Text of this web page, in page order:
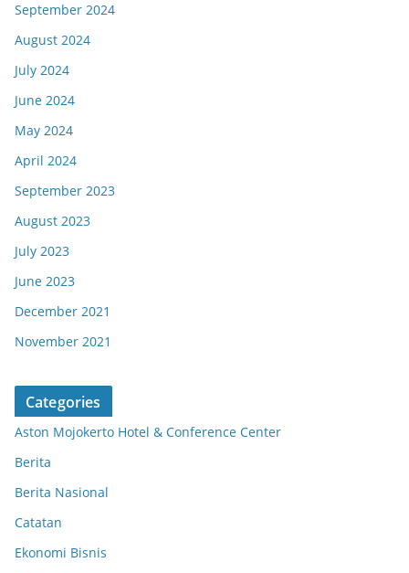
September 2024
August 2024
July 2024
June 2024
May 2024
April 2024
September 2023
August 2023
July 2023
June 2023
December 2021
November 2021
Categories
Aston Mojokerto Hotel & Conference Center
Berita
Berita Nasional
Catatan
Ekonomi Bisnis